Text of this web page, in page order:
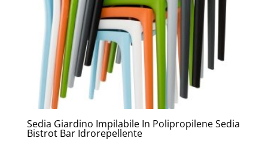
Sedia Giardino Impilabile In Polipropilene Sedia
Bistrot Bar Idrorepellente